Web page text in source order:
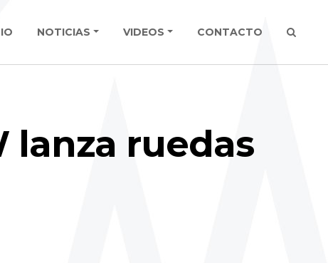
NOTICIAS VIDEOS CONTACTO
lanza ruedas